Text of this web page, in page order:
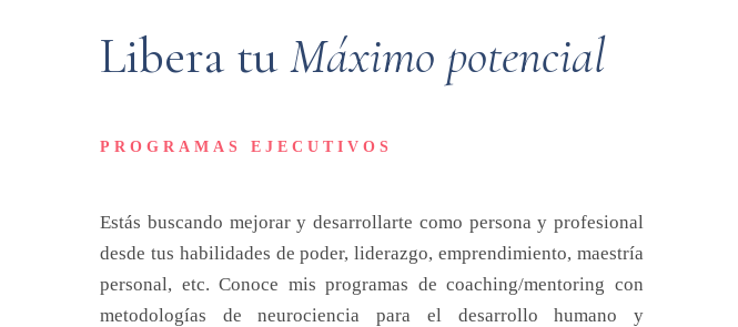
Libera tu Máximo potencial
PROGRAMAS EJECUTIVOS
Estás buscando mejorar y desarrollarte como persona y profesional
desde tus habilidades de poder, liderazgo, emprendimiento, maestría
personal, etc. Conoce mis programas de coaching/mentoring con
metodologías de neurociencia para el desarrollo humano y